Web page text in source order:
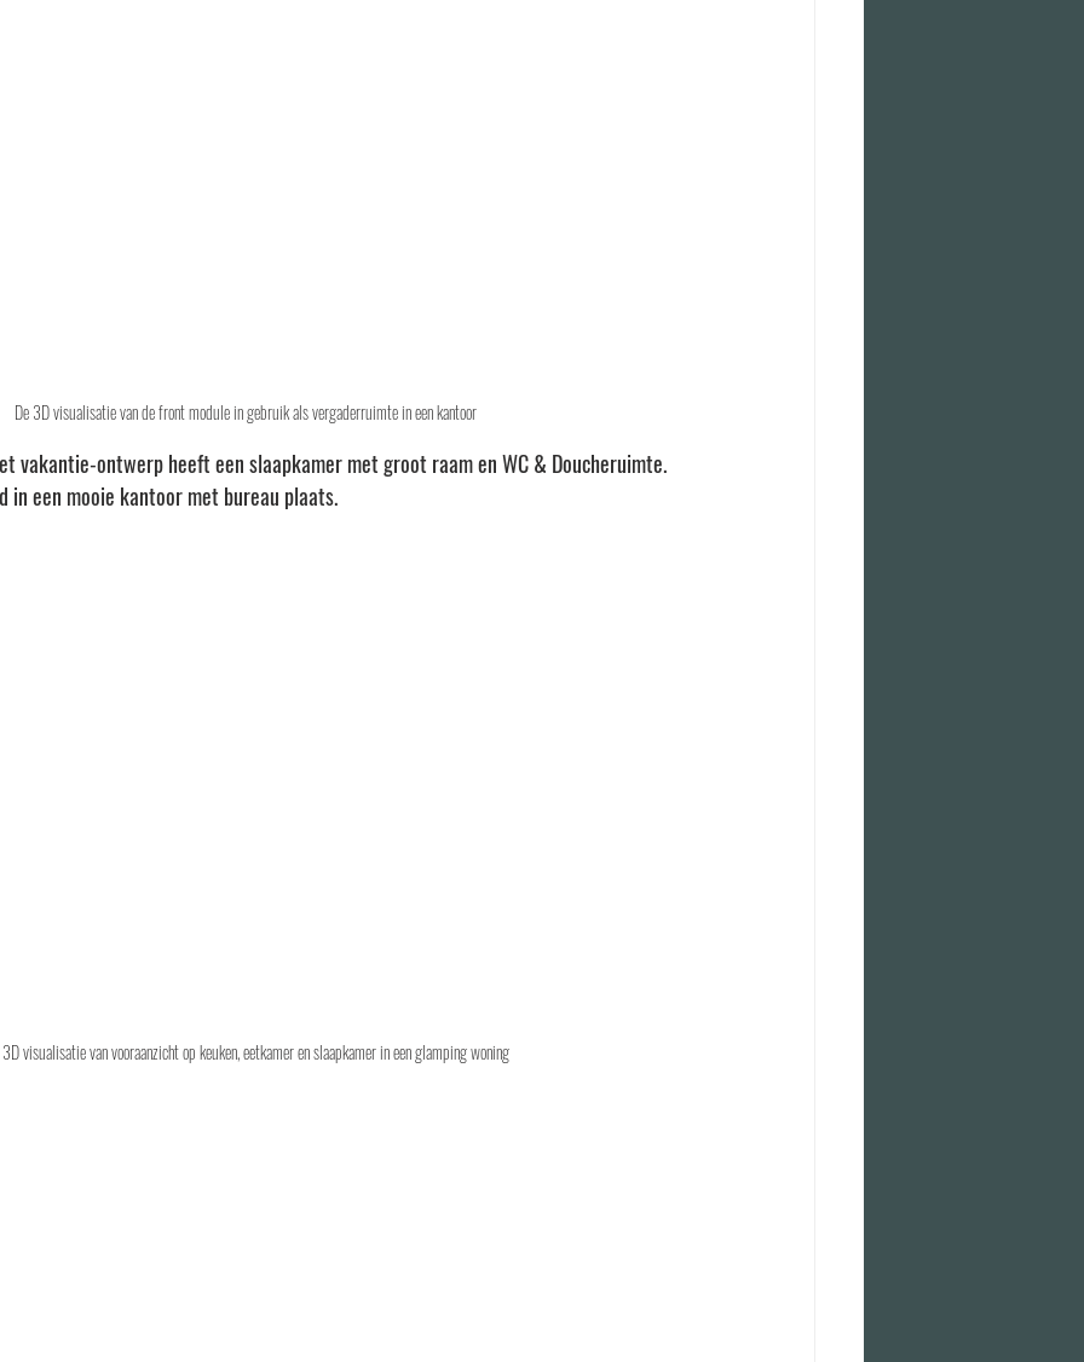
De 3D visualisatie van de front module in gebruik als vergaderruimte in een kantoor
vakantie-ontwerp heeft een slaapkamer met groot raam en WC & Doucheruimte.
in een mooie kantoor met bureau plaats.
visualisatie van vooraanzicht op keuken, eetkamer en slaapkamer in een glamping woning